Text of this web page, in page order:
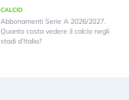
CALCIO
Abbonamenti Serie A 2026/2027.
Quanto costa vedere il calcio negli
stadi d’Italia?